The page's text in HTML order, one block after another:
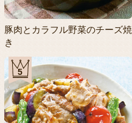
豚肉とカラフル野菜のチーズ焼
き
5